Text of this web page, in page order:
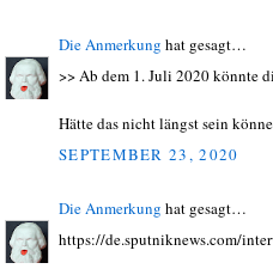
Die Anmerkung hat gesagt…
>> Ab dem 1. Juli 2020 könnte
Hätte das nicht längst sein
SEPTEMBER 23, 2020
Die Anmerkung hat gesagt…
https://de.sputniknews.com/